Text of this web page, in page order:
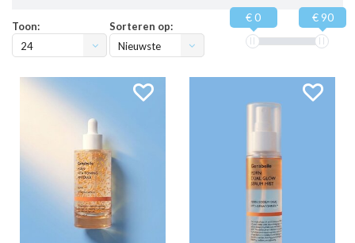
Toon:
24
Sorteren op:
Nieuwste
€ 0 € 90